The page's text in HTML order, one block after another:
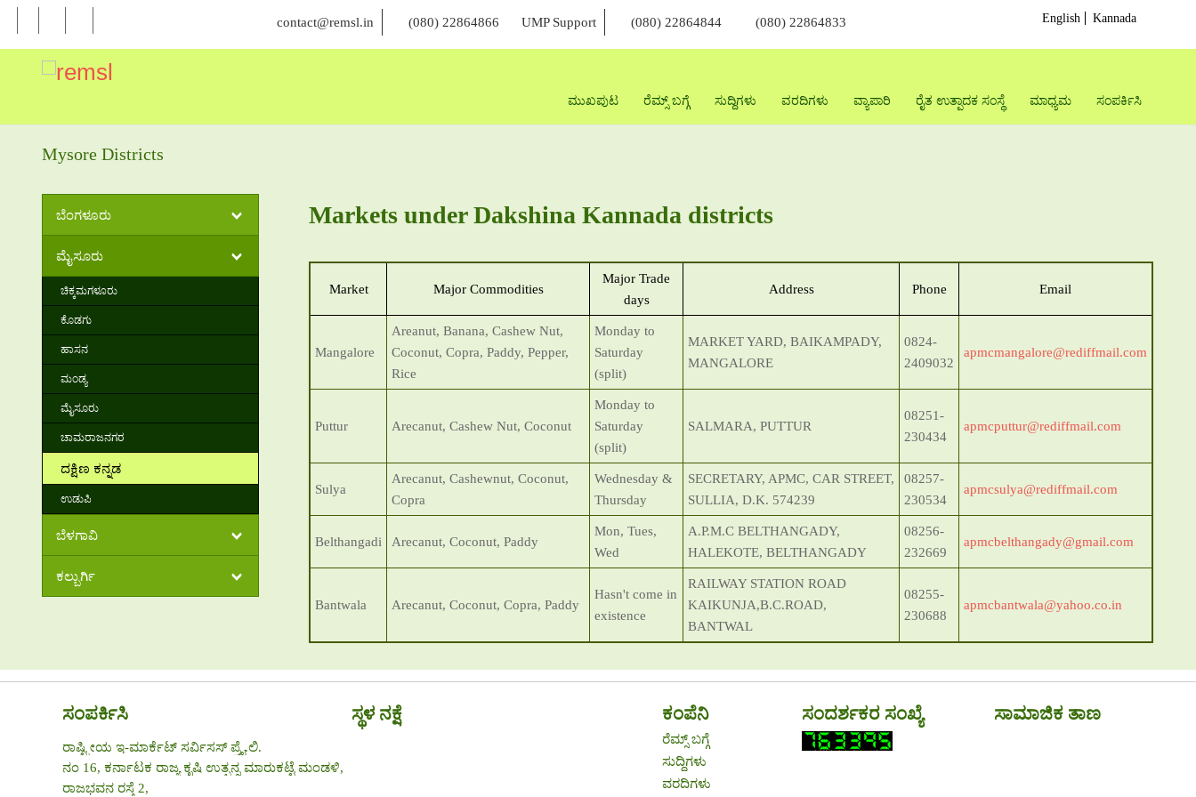
contact@remsl.in (080) 22864866 UMP Support (080) 22864844 (080) 22864833 English Kannada
ಮುಖಪುಟ ರೆಮ್ಸ್ ಬಗ್ಗೆ ಸುದ್ದಿಗಳು ವರದಿಗಳು ವ್ಯಾಪಾರಿ ರೈತ ಉತ್ಪಾದಕ ಸಂಸ್ಥೆ ಮಾಧ್ಯಮ ಸಂಪರ್ಕಿಸಿ
Mysore Districts
ಬೆಂಗಳೂರು
ಮೈಸೂರು
ಚಿಕ್ಕಮಗಳೂರು
ಕೊಡಗು
ಹಾಸನ
ಮಂಡ್ಯ
ಮೈಸೂರು
ಚಾಮರಾಜನಗರ
ದಕ್ಷಿಣ ಕನ್ನಡ
ಉಡುಪಿ
ಬೆಳಗಾವಿ
ಕಲ್ಬುರ್ಗಿ
Markets under Dakshina Kannada districts
Market Major Commodities
Major Trade
days
Address Phone Email
Mangalore
Areanut, Banana, Cashew Nut,
Coconut, Copra, Paddy, Pepper,
Rice
Monday to
Saturday
(split)
MARKET YARD, BAIKAMPADY,
MANGALORE
0824-
2409032
apmcmangalore@rediffmail.com
Puttur Arecanut, Cashew Nut, Coconut
Monday to
Saturday
(split)
SALMARA, PUTTUR
08251-
230434
apmcputtur@rediffmail.com
Sulya
Arecanut, Cashewnut, Coconut,
Copra
Wednesday &
Thursday
SECRETARY, APMC, CAR STREET,
SULLIA, D.K. 574239
08257-
230534
apmcsulya@rediffmail.com
Belthangadi Arecanut, Coconut, Paddy
Mon, Tues,
Wed
A.P.M.C BELTHANGADY,
HALEKOTE, BELTHANGADY
08256-
232669
apmcbelthangady@gmail.com
Bantwala Arecanut, Coconut, Copra, Paddy
Hasn't come in
existence
RAILWAY STATION ROAD
KAIKUNJA,B.C.ROAD,
BANTWAL
08255-
230688
apmcbantwala@yahoo.co.in
ಸಂಪರ್ಕಿಸಿ
ರಾಷ್ಟ್ರೀಯ ಇ-ಮಾರ್ಕೆಟ್ ಸರ್ವಿಸಸ್ ಪ್ರೈ.ಲಿ.
ನಂ 16, ಕರ್ನಾಟಕ ರಾಜ್ಯ ಕೃಷಿ ಉತ್ಪನ್ನ ಮಾರುಕಟ್ಟೆ ಮಂಡಳಿ,
ರಾಜಭವನ ರಸ್ತೆ 2,
ಸ್ಥಳ ನಕ್ಷೆ ಕಂಪೆನಿ
ರೆಮ್ಸ್ ಬಗ್ಗೆ
ಸುದ್ದಿಗಳು
ವರದಿಗಳು
ಸಂದರ್ಶಕರ ಸಂಖ್ಯೆ ಸಾಮಾಜಿಕ ತಾಣ